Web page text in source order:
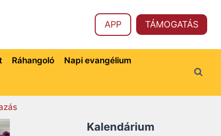
APP TÁMOGATÁS
Ráhangoló Napi evangélium
Kalendárium